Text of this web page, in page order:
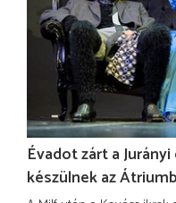
Évadot zárt a
készülnek az